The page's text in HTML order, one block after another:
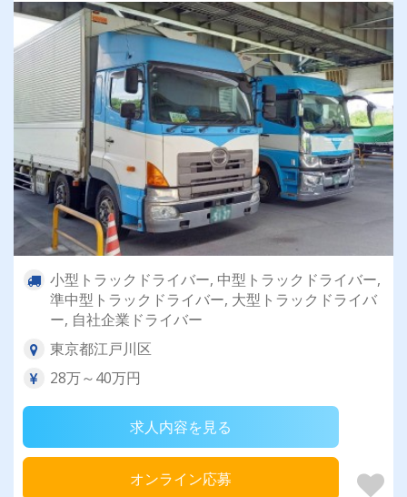
小型トラックドライバー, 中型トラックドライバー,
準中型トラックドライバー, 大型トラックドライバ
ー, 自社企業ドライバー
東京都江戸川区
28万～40万円
求人内容を見る
オンライン応募